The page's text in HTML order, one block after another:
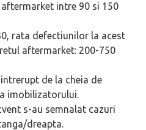
intre 90 si 150
rata defectiunilor la acest
aftermarket: 200-750
de la cheia de
imobilizatorului.
s-au semnalat cazuri
dreapta.